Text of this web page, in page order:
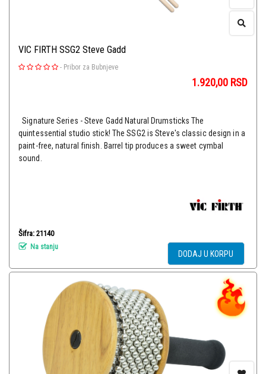
VIC FIRTH SSG2 Steve Gadd
- Pribor za Bubnjeve
1.920,00 RSD
Signature Series - Steve Gadd Natural Drumsticks The
quintessential studio stick! The SSG2 is Steve's classic design in a
paint-free, natural finish. Barrel tip produces a sweet cymbal
sound.
Šifra: 21140
Na stanju
DODAJ U KORPU